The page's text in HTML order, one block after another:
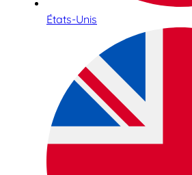
États-Unis